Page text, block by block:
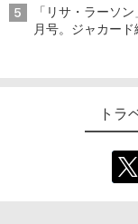
「リサ・ラーソ
月号。ジャカー
トラ